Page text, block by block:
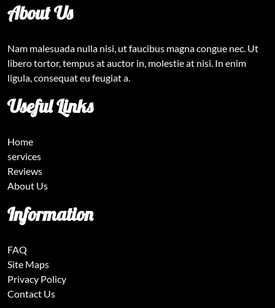
About Us
Nam malesuada nulla nisi, ut faucibus magna congue nec. Ut
libero tortor, tempus at auctor in, molestie at nisi. In enim
ligula, consequat eu feugiat a.
Useful Links
Home
services
Reviews
About Us
Information
FAQ
Site Maps
Privacy Policy
Contact Us